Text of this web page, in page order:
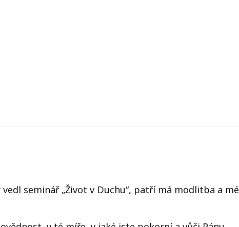
seminář „Život v Duchu“, patří má modlitba a mé